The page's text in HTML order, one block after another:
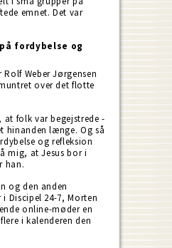
emnet. Det var
fordybelse og
Weber Jørgensen
over det flotte
folk var begejstrede -
hinanden længe. Og så
og refleksion
mig, at Jesus bor i
han.
og den anden
Discipel 24-7, Morten
online-møder en
i kalenderen den